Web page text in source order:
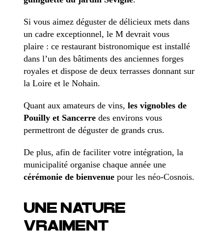
Si vous aimez déguster de délicieux mets dans
un cadre exceptionnel, le M devrait vous
plaire : ce restaurant bistronomique est installé
dans l’un des bâtiments des anciennes forges
royales et dispose de deux terrasses donnant sur
la Loire et le Nohain.
Quant aux amateurs de vins, les vignobles de
Pouilly et Sancerredes environs vous
permettront de déguster de grands crus.
De plus, afin de faciliter votre intégration, la
municipalité organise chaque année une
cérémonie de bienvenuepour les néo-Cosnois.
UNE NATURE
VRAIMENT